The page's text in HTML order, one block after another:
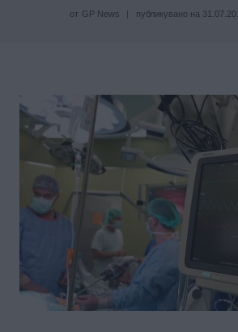
от GP News публикувано на